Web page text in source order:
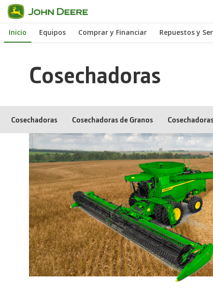
Saltar
a
contenido
Inicio Equipos Comprar y Financiar Repuestos y
Cosechadoras
Cosechadoras Cosechadoras de Granos